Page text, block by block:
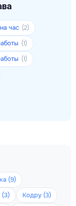
час (2)
(1)
(1)
(9)
(3)
Кодру (3)